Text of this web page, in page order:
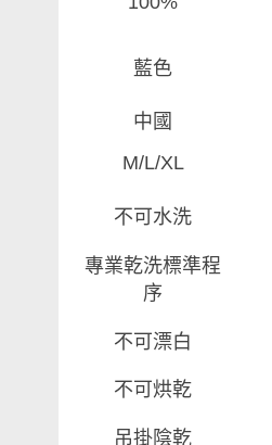
藍色
中國
M/L/XL
不可水洗
專業乾洗標準程
序
不可漂白
不可烘乾
吊掛陰乾